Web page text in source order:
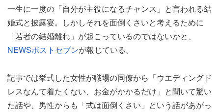
一生に一度の「自分が主役になるチャンス」と言われる結
婚式と披露宴。しかしそれを面倒くさいと考えるために
「若者の結婚離れ」が起こっているのではないかと、
NEWSポストセブンが報じている。
記事では挙式した女性が職場の同僚から「ウエディングド
レスなんて着たくない、お金がかかるだけ」と聞いて驚い
た話や、男性からも「式は面倒くさい」という話があがっ